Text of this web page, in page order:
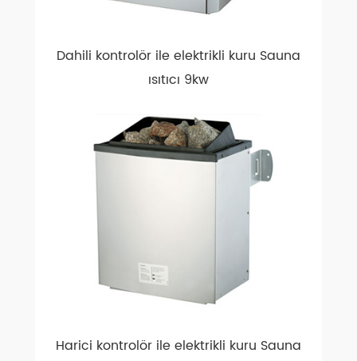
Dahili kontrolör ile elektrikli kuru Sauna
ısıtıcı 9kw
Harici kontrolör ile elektrikli kuru Sauna